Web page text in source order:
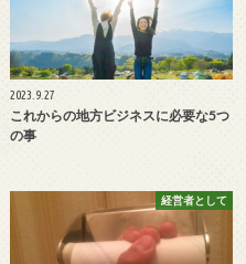
2023.9.27
これからの地方ビジネスに必要な5つ
の事
経営者として